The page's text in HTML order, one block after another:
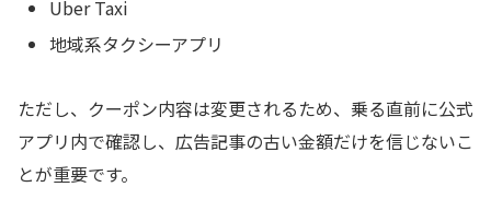
Uber Taxi
地域系タクシーアプリ
ただし、クーポン内容は変更されるため、乗る直前に公式
アプリ内で確認し、広告記事の古い金額だけを信じないこ
とが重要です。